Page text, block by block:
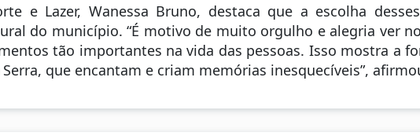
e Lazer, Wanessa Bruno, destaca que a escolha
do município. “É motivo de muito orgulho e alegria ver
tão importantes na vida das pessoas. Isso mostra a
que encantam e criam memórias inesquecíveis”,